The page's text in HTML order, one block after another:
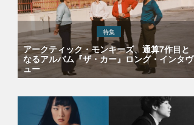
特集
アークティック・モンキーズ、通算7作目と
なるアルバム『ザ・カー』ロング・インタヴ
ュー